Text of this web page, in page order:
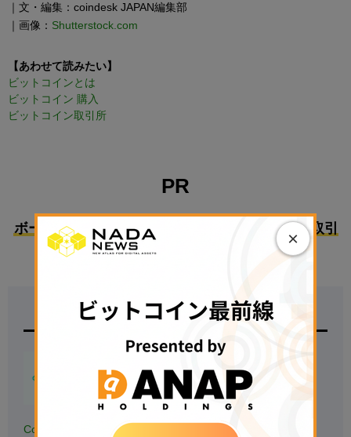
｜文・編集：coindesk JAPAN編集部
｜画像： Shutterstock.com
【あわせて読みたい】
ビットコインとは
ビットコイン 購入
ビットコイン取引所
PR
ボーナスで始めるのにおすすめな国内暗号資産取引
取引所名 特徴
Coincheck
【500円の少額投資から試せる！】
国内の暗号資産アプリダウンロード
数.No1
※対象：国内の暗号資産取引アプリ、データ協力：
AppTweak
◆
、手数料も安い
×